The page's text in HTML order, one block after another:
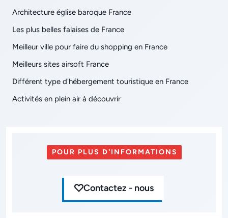
Architecture église baroque France
Les plus belles falaises de France
Meilleur ville pour faire du shopping en France
Meilleurs sites airsoft France
Différent type d'hébergement touristique en France
Activités en plein air à découvrir
POUR PLUS D'INFORMATIONS
Contactez - nous